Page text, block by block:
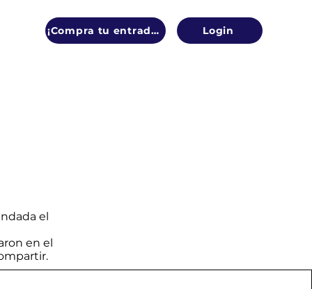
¡Compra tu entrada! Login
el
en el